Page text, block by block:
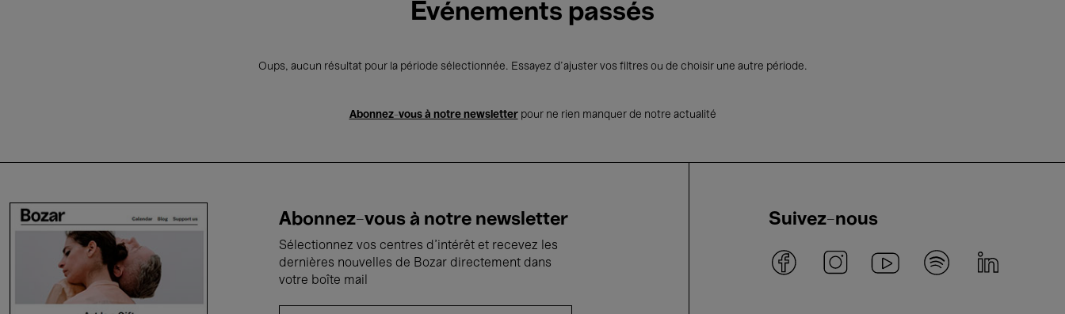
Événements passés
Oups, aucun résultat pour la période sélectionnée. Essayez d’ajuster vos filtres ou de choisir une autre période.
Abonnez-vous à notre newsletterpour ne rien manquer de notre actualité
Abonnez-vous à notre newsletter
Sélectionnez vos centres d'intérêt et recevez les
dernières nouvelles de Bozar directement dans
votre boîte mail
Suivez-nous